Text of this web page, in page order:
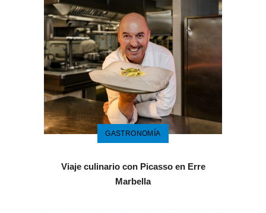
GASTRONOMÍA
Viaje culinario con Picasso en Erre
Marbella